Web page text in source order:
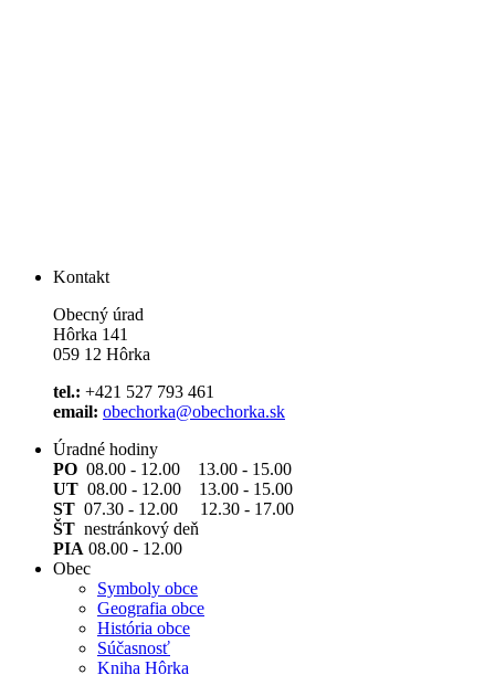
Kontakt
Obecný úrad
Hôrka 141
059 12 Hôrka
tel.: +421 527 793 461
email: obechorka@obechorka.sk
Úradné hodiny
PO 08.00 - 12.00 13.00 - 15.00
UT 08.00 - 12.00 13.00 - 15.00
ST 07.30 - 12.00 12.30 - 17.00
ŠT nestránkový deň
PIA 08.00 - 12.00
Obec
Symboly obce
Geografia obce
História obce
Súčasnosť
Kniha Hôrka